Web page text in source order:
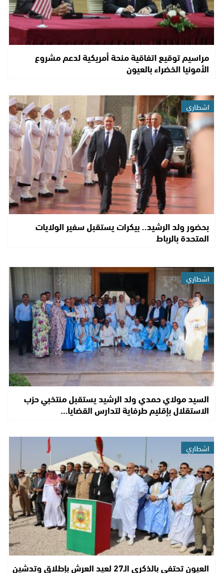
مراسيم توقيع اتفاقية منحة أمريكية لدعم مشروع
الأمونيا الخضراء بالعيون
اشطاري
بحضور ولد الرشيد.. بيكرات يستقبل سفير الولايات
المتحدة بالرباط
اشطاري
السيد مولاي حمدي ولد الرشيد يستقبل منتخبي حزب
الاستقلال بإقليم طرفاية لتدارس القضايا…
اشطاري
العيون تحتفي بالذكرى الـ27 لعيد العرش بإطلاق وتدشين